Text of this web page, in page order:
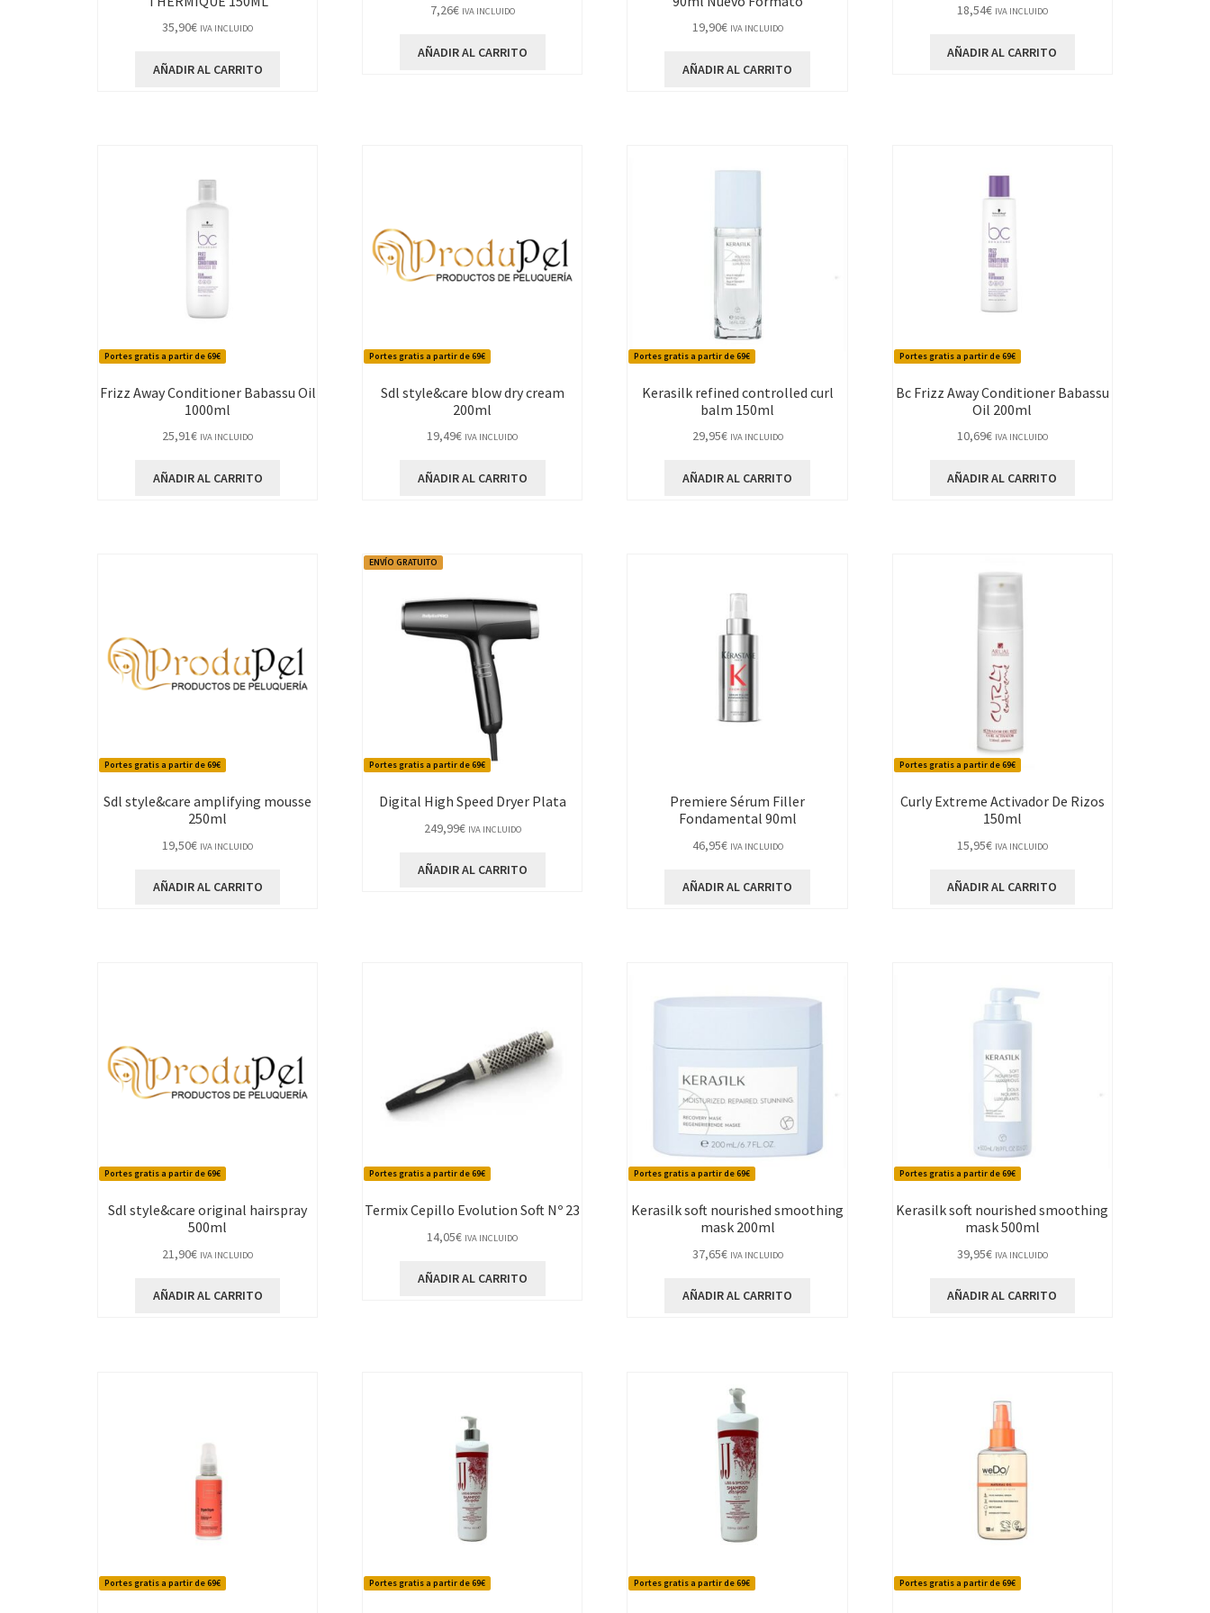
35,90€ IVA INCLUIDO
AÑADIR AL CARRITO
7,26€ IVA INCLUIDO
AÑADIR AL CARRITO
19,90€ IVA INCLUIDO
AÑADIR AL CARRITO
18,54€ IVA INCLUIDO
AÑADIR AL CARRITO
Portes gratis a partir de 69€
Frizz Away Conditioner Babassu Oil
1000ml
25,91€ IVA INCLUIDO
AÑADIR AL CARRITO
Portes gratis a partir de 69€
Sdl style&care blow dry cream
200ml
19,49€ IVA INCLUIDO
AÑADIR AL CARRITO
Portes gratis a partir de 69€
Kerasilk refined controlled curl
balm 150ml
29,95€ IVA INCLUIDO
AÑADIR AL CARRITO
Portes gratis a partir de 69€
Bc Frizz Away Conditioner Babassu
Oil 200ml
10,69€ IVA INCLUIDO
AÑADIR AL CARRITO
Portes gratis a partir de 69€
Sdl style&care amplifying mousse
250ml
19,50€ IVA INCLUIDO
AÑADIR AL CARRITO
Portes gratis a partir de 69€
ENVÍO GRATUITO
Digital High Speed Dryer Plata
249,99€ IVA INCLUIDO
AÑADIR AL CARRITO
Premiere Sérum Filler
Fondamental 90ml
46,95€ IVA INCLUIDO
AÑADIR AL CARRITO
Portes gratis a partir de 69€
Curly Extreme Activador De Rizos
150ml
15,95€ IVA INCLUIDO
AÑADIR AL CARRITO
Portes gratis a partir de 69€
Sdl style&care original hairspray
500ml
21,90€ IVA INCLUIDO
AÑADIR AL CARRITO
Portes gratis a partir de 69€
Termix Cepillo Evolution Soft Nº 23
14,05€ IVA INCLUIDO
AÑADIR AL CARRITO
Portes gratis a partir de 69€
Kerasilk soft nourished smoothing
mask 200ml
37,65€ IVA INCLUIDO
AÑADIR AL CARRITO
Portes gratis a partir de 69€
Kerasilk soft nourished smoothing
mask 500ml
39,95€ IVA INCLUIDO
AÑADIR AL CARRITO
Portes gratis a partir de 69€ Portes gratis a partir de 69€ Portes gratis a partir de 69€ Portes gratis a partir de 69€